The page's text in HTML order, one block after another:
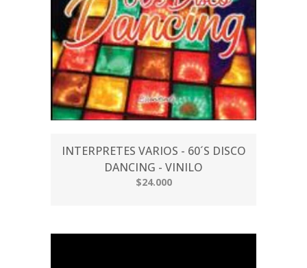
INTERPRETES VARIOS - 60´S DISCO
DANCING - VINILO
$24.000